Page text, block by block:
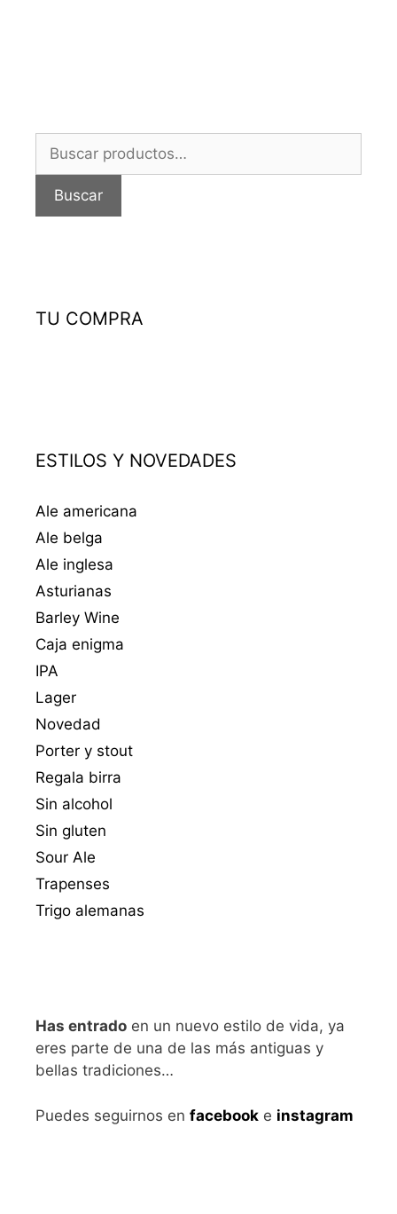
Buscar
Buscar
TU COMPRA
ESTILOS Y NOVEDADES
Ale americana
Ale belga
Ale inglesa
Asturianas
Barley Wine
Caja enigma
IPA
Lager
Novedad
Porter y stout
Regala birra
Sin alcohol
Sin gluten
Sour Ale
Trapenses
Trigo alemanas
Has entrado en un nuevo estilo de vida, ya
eres parte de una de las más antiguas y
bellas tradiciones…
Puedes seguirnos en facebook e instagram